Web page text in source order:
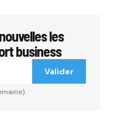
pas publiée.Les
avec*
les
business
Valider